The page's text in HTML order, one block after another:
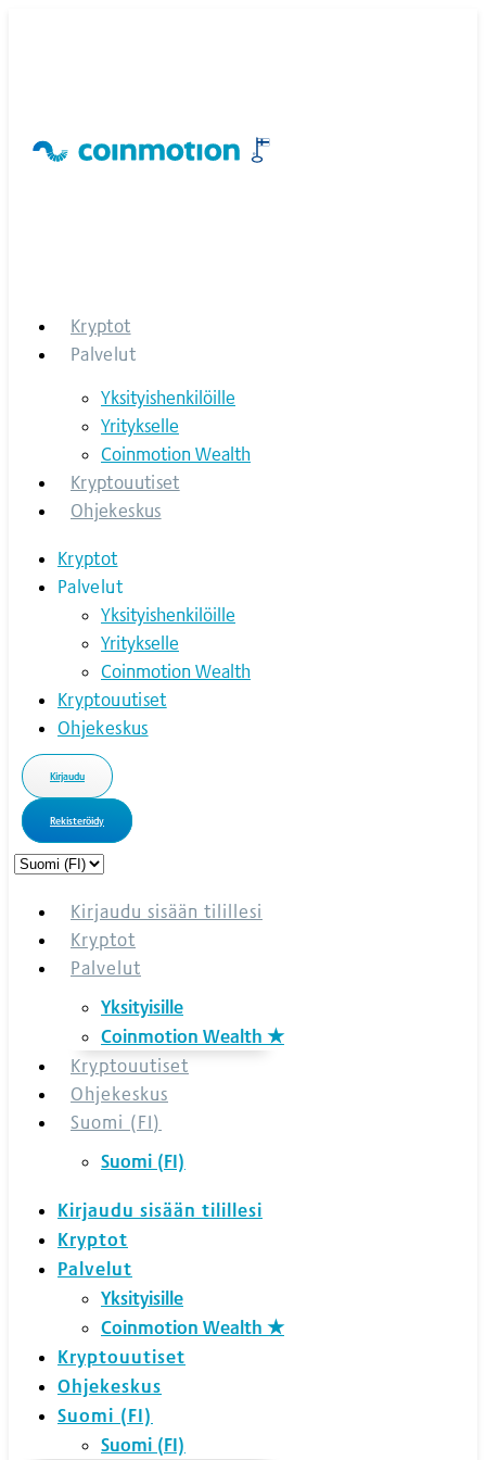
Kryptot
Palvelut
Yksityishenkilöille
Yritykselle
Coinmotion Wealth
Kryptouutiset
Ohjekeskus
Kryptot
Palvelut
Yksityishenkilöille
Yritykselle
Coinmotion Wealth
Kryptouutiset
Ohjekeskus
Kirjaudu
Rekisteröidy
Choose
languageKirjaudu sisään tilillesi
Kryptot
Palvelut
Yksityisille
Coinmotion Wealth ★
Kryptouutiset
Ohjekeskus
Suomi (FI)
Suomi (FI)
Kirjaudu sisään tilillesi
Kryptot
Palvelut
Yksityisille
Coinmotion Wealth ★
Kryptouutiset
Ohjekeskus
Suomi (FI)
Suomi (FI)